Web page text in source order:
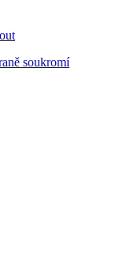
soukromí